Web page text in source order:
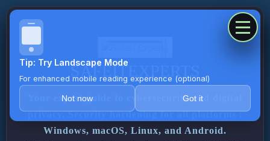
SAFEITEXPERTS
Your expert guide to cybersecurity and digital
privacy. Security hardening for all platforms :
Windows, macOS, Linux, and Android.
Tip: Try Landscape Mode
For enhanced mobile reading experience (optional)
Not now Got it